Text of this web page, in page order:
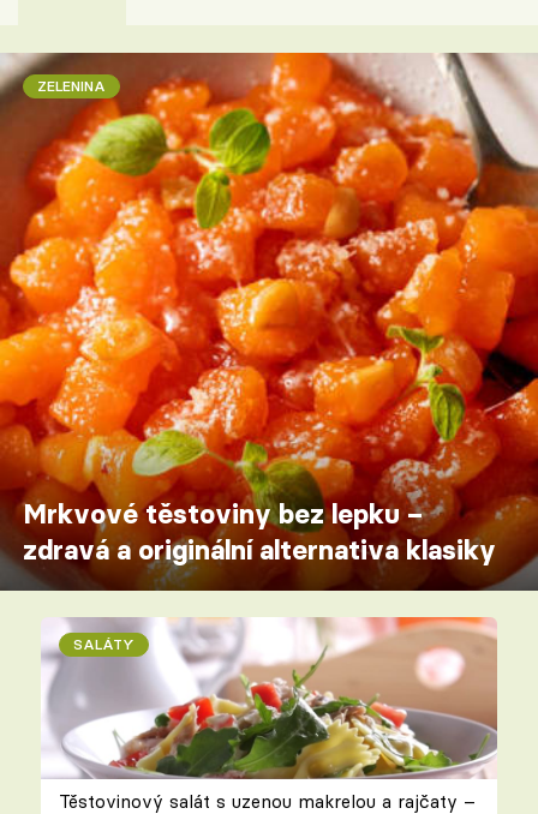
ZELENINA
Mrkvové těstoviny bez lepku –
zdravá a originální alternativa klasiky
SALÁTY
Těstovinový salát s uzenou makrelou a rajčaty –